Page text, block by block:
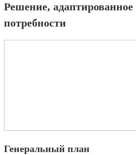
Решение,
потребности
Генеральный план